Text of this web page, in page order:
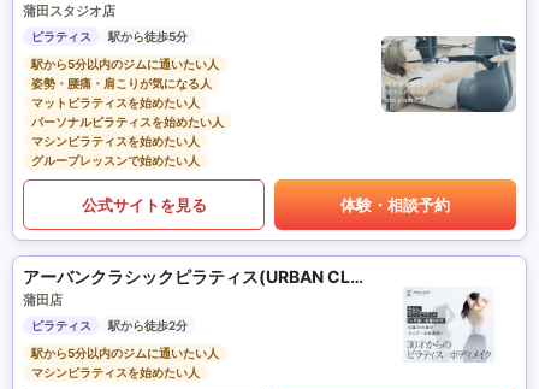
蒲田スタジオ店
ピラティス
駅から徒歩5分
駅から5分以内のジムに通いたい人
姿勢・腰痛・肩こりが気になる人
マットピラティスを始めたい人
パーソナルピラティスを始めたい人
マシンピラティスを始めたい人
グループレッスンで始めたい人
公式サイトを見る 体験・相談予約
アーバンクラシックピラティス(URBAN CLASSIC PILATES)
蒲田店
ピラティス
駅から徒歩2分
駅から5分以内のジムに通いたい人
マシンピラティスを始めたい人